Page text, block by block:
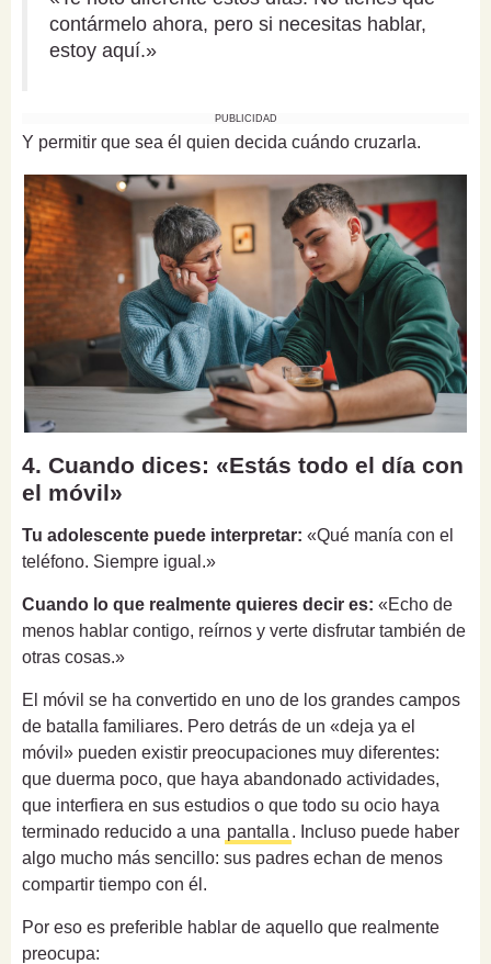
contármelo ahora, pero si necesitas hablar,
estoy aquí.»
PUBLICIDAD
Y permitir que sea él quien decida cuándo cruzarla.
4. Cuando dices: «Estás todo el día con
el móvil»
Tu adolescente puede interpretar: «Qué manía con el
teléfono. Siempre igual.»
Cuando lo que realmente quieres decir es: «Echo de
menos hablar contigo, reírnos y verte disfrutar también de
otras cosas.»
El móvil se ha convertido en uno de los grandes campos
de batalla familiares. Pero detrás de un «deja ya el
móvil» pueden existir preocupaciones muy diferentes:
que duerma poco, que haya abandonado actividades,
que interfiera en sus estudios o que todo su ocio haya
terminado reducido a una pantalla . Incluso puede haber
algo mucho más sencillo: sus padres echan de menos
compartir tiempo con él.
Por eso es preferible hablar de aquello que realmente
preocupa: